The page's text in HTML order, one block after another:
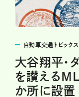
自動車交通トピックス
大谷翔平・
を讃える
か所に設置